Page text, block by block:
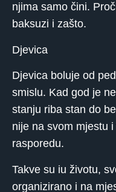
njima samo čini.
baksuzi i zašto.
Djevica
Djevica boluje od
smislu. Kad god je
stanju riba stan do
nije na svom mjestu
rasporedu.
Takve su iu životu,
organizirano i na